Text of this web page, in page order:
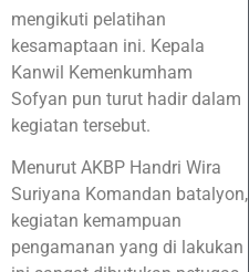
mengikuti pelatihan
kesamaptaan ini. Kepala
Kanwil Kemenkumham
Sofyan pun turut hadir dalam
kegiatan tersebut.
Menurut AKBP Handri Wira
Suriyana Komandan batalyon,
kegiatan kemampuan
pengamanan yang di lakukan